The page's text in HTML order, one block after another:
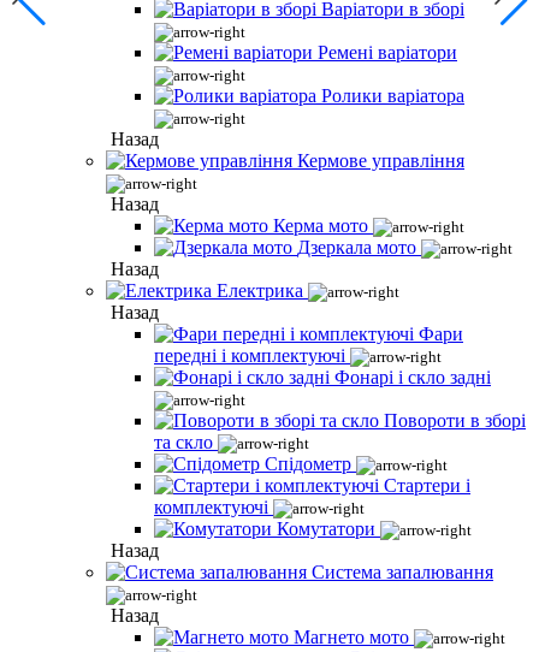
Варіатори в зборі
Ремені варіатори
Ролики варіатора
Назад
Кермове управління
Назад
Керма мото
Дзеркала мото
Назад
Електрика
Назад
Фари
передні і комплектуючі
Фонарі і скло задні
Повороти в зборі
та скло
Спідометр
Стартери і
комплектуючі
Комутатори
Назад
Система запалювання
Назад
Магнето мото